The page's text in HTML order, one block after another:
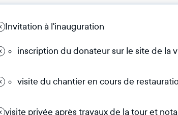
Invitation à l'inauguration
inscription du donateur sur le site de la
visite du chantier en cours de
visite privée après travaux de la tour et